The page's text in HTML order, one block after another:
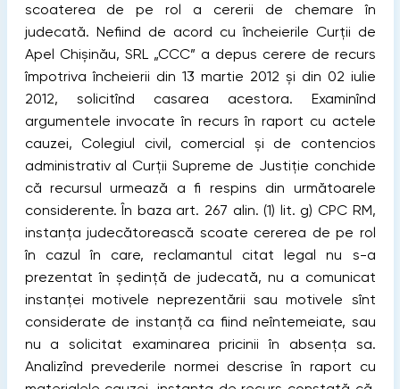
scoaterea de pe rol a cererii de chemare în
judecată. Neﬁind de acord cu încheierile Curţii de
Apel Chișinău, SRL „CCC” a depus cerere de recurs
împotriva încheierii din 13 martie 2012 și din 02 iulie
2012, solicitînd casarea acestora. Examinînd
argumentele invocate în recurs în raport cu actele
cauzei, Colegiul civil, comercial și de contencios
administrativ al Curţii Supreme de Justiţie conchide
că recursul urmează a ﬁ respins din următoarele
considerente. În baza art. 267 alin. (1) lit. g) CPC RM,
instanţa judecătorească scoate cererea de pe rol
în cazul în care, reclamantul citat legal nu s-a
prezentat în ședinţă de judecată, nu a comunicat
instanţei motivele neprezentării sau motivele sînt
considerate de instanţă ca ﬁind neîntemeiate, sau
nu a solicitat examinarea pricinii în absenţa sa.
Analizînd prevederile normei descrise în raport cu